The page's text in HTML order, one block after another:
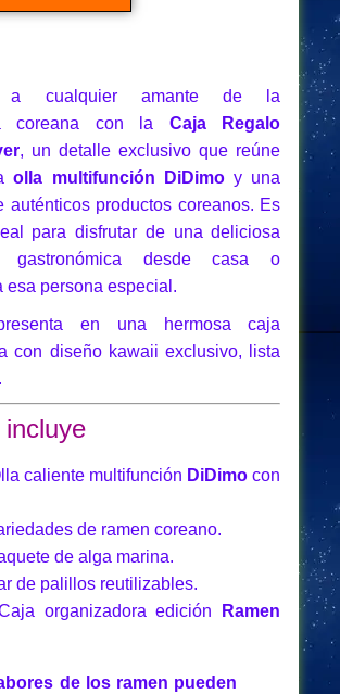
a cualquier amante de la
coreana con la Caja Regalo
, un detalle exclusivo que reúne
olla multifunción DiDimoy una
auténticos productos coreanos. Es
para disfrutar de una deliciosa
gastronómica desde casa o
esa persona especial.
en una hermosa caja
con diseño kawaii exclusivo, lista
incluye
caliente multifunción DiDimo con
de ramen coreano.
de alga marina.
de palillos reutilizables.
organizadora edición
Ramen
de los ramen pueden